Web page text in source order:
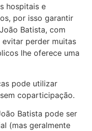
hospitais e
por isso garantir
Batista, com
perder muitas
lhe oferece uma
pode utilizar
coparticipação.
Batista pode ser
(mas geralmente